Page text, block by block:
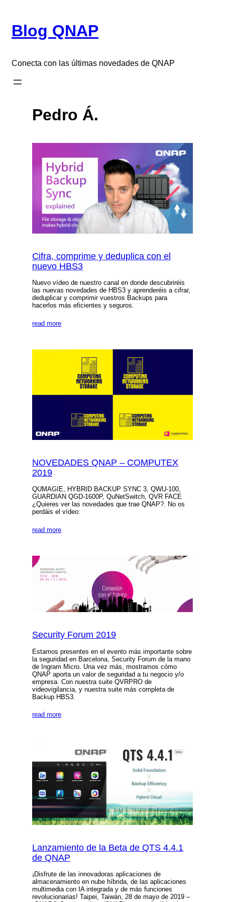
contenido
Blog QNAP
Conecta con las últimas novedades de QNAP
Pedro Á.
Cifra, comprime y deduplica con el
nuevo HBS3
Nuevo vídeo de nuestro canal en donde descubriréis
las nuevas novedades de HBS3 y aprenderéis a cifrar,
deduplicar y comprimir vuestros Backups para
hacerlos más eficientes y seguros.
read more
NOVEDADES QNAP – COMPUTEX
2019
QUMAGIE, HYBRID BACKUP SYNC 3, QWU-100,
GUARDIAN QGD-1600P, QuNetSwitch, QVR FACE
¿Quieres ver las novedades que trae QNAP?. No os
perdáis el vídeo:
read more
Security Forum 2019
Estamos presentes en el evento más importante sobre
la seguridad en Barcelona, Security Forum de la mano
de Ingram Micro. Una vez más, mostramos cómo
QNAP aporta un valor de seguridad a tu negocio y/o
empresa. Con nuestra suite QVRPRO de
videovigilancia, y nuestra suite más completa de
Backup HBS3.
read more
Lanzamiento de la Beta de QTS 4.4.1
de QNAP
¡Disfrute de las innovadoras aplicaciones de
almacenamiento en nube híbrida, de las aplicaciones
multimedia con IA integrada y de más funciones
revolucionarias! Taipei, Taiwán, 28 de mayo de 2019 –